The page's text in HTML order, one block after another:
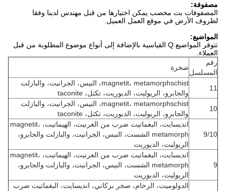
مصفوفة:
المصفوفات بت مخصب يمكن اختيارها من قبل مهندس لدينا وفقا
لظروف الأرض في موقع العمل العميل.
المواضيع:
تتوفر المواضيع Q القياسية بالإضافة إلى أنواع موضوع المطلوبة من قبل
العملاء.
رقم
المسلسل
صخرة
11
magnetit، metamorphschist، النيس، الجرانيت، والبازلت
والجابرو، الريوليت، الديوريت، تكتل، taconite
10
magnetit، metamorphschist، النيس، الجرانيت، والبازلت
والجابرو، الريوليت، الديوريت، تكتل، taconite
9/10
انديسايت، البغماتيت ضرب من الغرنيت، الهيماتيت، magnetit،
metamorph الشست، النيس، الجرانيت، والبازلت والجابرو،
الريوليت، الديوريت
9
انديسايت، البغماتيت ضرب من الغرنيت، الهيماتيت، magnetit،
metamorph الشست، النيس، الجرانيت، والبازلت والجابرو،
الريوليت، الديوريت
الدولوميت، الرخام، صخر بركاني، انديسايت، البغماتيت ضرب